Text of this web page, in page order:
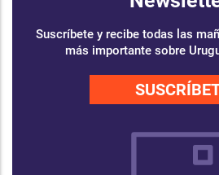
Suscríbete y recibe todas las
más importante sobre